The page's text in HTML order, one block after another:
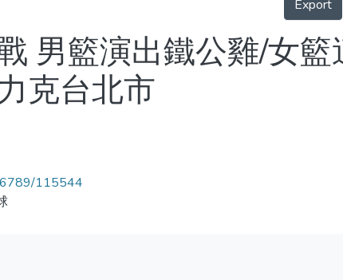
Export
男籃演出鐵公雞/女籃
克台北市
115544